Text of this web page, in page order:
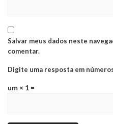
Salvar meus dados neste
comentar.
Digite uma resposta em
um × 1 =